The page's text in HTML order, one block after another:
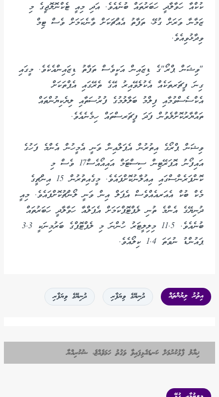
ކުކްއާ ހަވާލާދީ ހަބަރުތައް ބުނެއެވެ. އަދި މިއީ ޓެކްނޮލޮޖީގެ މި
ޒަމާނާ ވަރަށް ގުޅޭ، ތަފާތު އެއްޗަކަށް ވާނެކަމަށް ވެސް ޓިމް
ވިދާޅުވިއެވެ.
"ވިޝަން ޕްރޯ"ގެ ޑިޒައިން އަކީވެސް ތަފާތު ޑިޒައިންއެކެވެ. މީގައި
ގިނަ ފީޗަރތަކެއް އެކުލެވޭއިރު އޭގެ ތެރޭގައި އެޕްތަކަށް
އެކްސެސްވުމާއި ފިލްމު ބަލާލުމުގެ ފުރުސަތާއި ލިޔެކިޔުންތައް
ތައްޔާރުކޮށްލެވުން ފަދަ ފީޗަރސްތައް ހިމެނެއެވެ.
ވިޝަން ޕްރޯގެ އިތުރުން އެޕަލްއިން ވަނީ އެމީހުން އެންމެ ފަހުގެ
އައިފޯނު އޮޕަރޭޓިން ސިސްޓަމް އައިއޯއެސް17 ވެސް މި
ކޮންފަރެންސްގައި އިއުލާނުކޮށްފައެވެ. މީގެއިތުރުން 15 އިންޗީގެ
މެކް ބުކް އެއަރއެއްވެސް އެޕަލް އިން ވަނީ ލޯންޗުކޮށްފައެވެ. މިއީ
ދުނިޔޭގެ އެންމެ ތުނި ލެޕްޓޮޕްކަމަށް އެޕަލްއާ ހަވާލާދީ ހަބަރުތައް
ބުނެއެވެ. 11.5 މިލިލީޓަރު ހުންނަ މި ލެޕްޓޮޕްގެ ބަރުމިނަކީ 3.3
ޕައުންޑު ނުވަތަ 1.4 ކިލޯއެވެ.
އިތުރު ލިޔުންތައް ދުނިޔޭގެ ވިޔަފާރި ދުނިޔޭގެ ވިޔަފާރި
ޚިޔާލު ފާޅުކުރުމަށް ކަނޑައެޅިފައިވާ ވަގުތު ހަމަވެއްޖެ، ޝުކުރިއްޔާ